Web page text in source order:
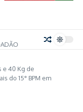
e 40 Kg de
do 15° BPM em